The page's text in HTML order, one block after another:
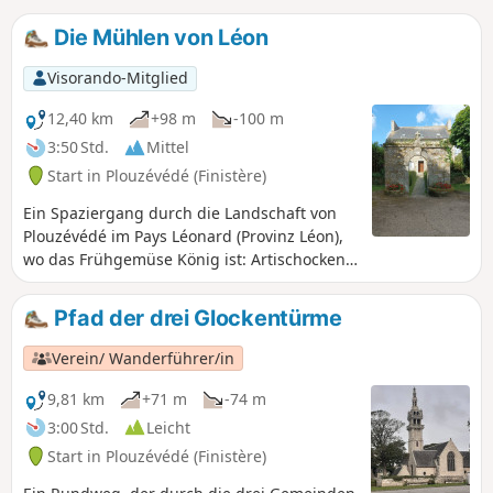
Die Mühlen von Léon
Visorando-Mitglied
12,40 km
+98 m
-100 m
3:50 Std.
Mittel
Start in Plouzévédé (Finistère)
Ein Spaziergang durch die Landschaft von
Plouzévédé im Pays Léonard (Provinz Léon),
wo das Frühgemüse König ist: Artischocken,
Blumenkohl und anderes Gemüse. Es ist
auch die Region der Pfarrfriedhöfe, der
kleinen Kapellen, der Kalvarienberge, die
Wegkreuzungen markieren, aber auch der
alten Anwesen (Herrenhäuser und Schlösser)
der ehemaligen bretonischen Adligen.
Pfad der drei Glockentürme
Verein/ Wanderführer/in
9,81 km
+71 m
-74 m
3:00 Std.
Leicht
Start in Plouzévédé (Finistère)